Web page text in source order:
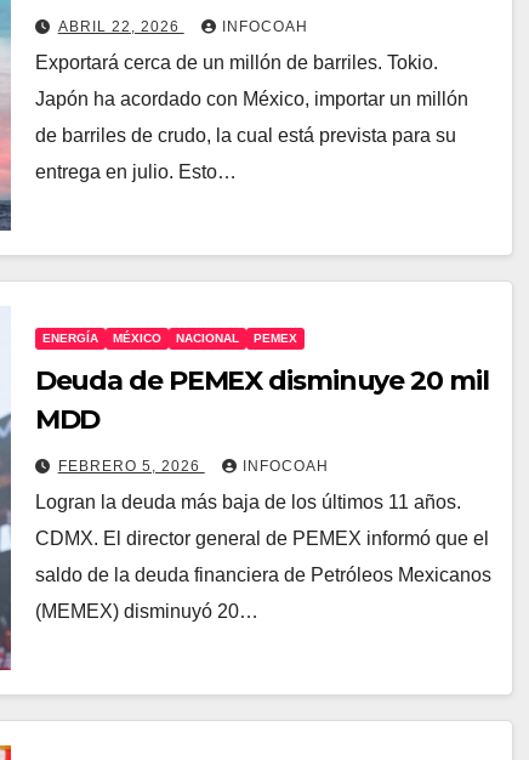
ABRIL 22, 2026 INFOCOAH
Exportará cerca de un millón de barriles. Tokio.
Japón ha acordado con México, importar un millón
de barriles de crudo, la cual está prevista para su
entrega en julio. Esto…
ENERGÍA MÉXICO NACIONAL PEMEX
Deuda de PEMEX disminuye 20 mil
MDD
FEBRERO 5, 2026 INFOCOAH
Logran la deuda más baja de los últimos 11 años.
CDMX. El director general de PEMEX informó que el
saldo de la deuda financiera de Petróleos Mexicanos
(MEMEX) disminuyó 20…